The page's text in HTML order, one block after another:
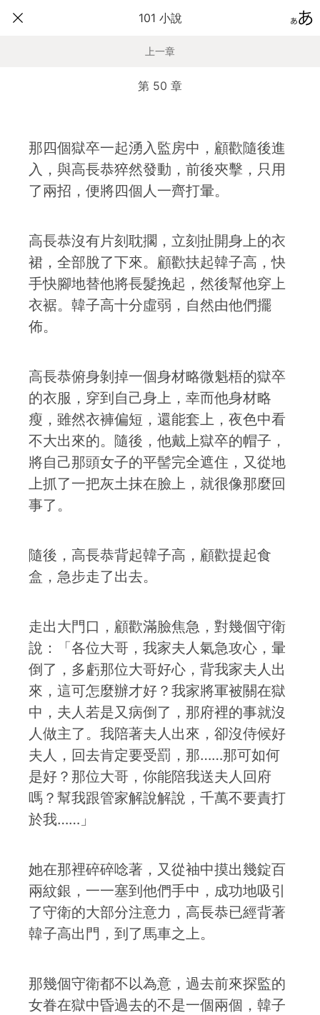
101 小說
上一章
第 50 章
那四個獄卒一起湧入監房中，顧歡隨後進
入，與高長恭猝然發動，前後夾擊，只用
了兩招，便將四個人一齊打暈。
高長恭沒有片刻耽擱，立刻扯開身上的衣
裙，全部脫了下來。顧歡扶起韓子高，快
手快腳地替他將長髮挽起，然後幫他穿上
衣裾。韓子高十分虛弱，自然由他們擺
佈。
高長恭俯身剝掉一個身材略微魁梧的獄卒
的衣服，穿到自己身上，幸而他身材略
瘦，雖然衣褲偏短，還能套上，夜色中看
不大出來的。隨後，他戴上獄卒的帽子，
將自己那頭女子的平髻完全遮住，又從地
上抓了一把灰土抹在臉上，就很像那麼回
事了。
隨後，高長恭背起韓子高，顧歡提起食
盒，急步走了出去。
走出大門口，顧歡滿臉焦急，對幾個守衛
說：「各位大哥，我家夫人氣急攻心，暈
倒了，多虧那位大哥好心，背我家夫人出
來，這可怎麼辦才好？我家將軍被關在獄
中，夫人若是又病倒了，那府裡的事就沒
人做主了。我陪著夫人出來，卻沒侍候好
夫人，回去肯定要受罰，那……那可如何
是好？那位大哥，你能陪我送夫人回府
嗎？幫我跟管家解說解說，千萬不要責打
於我……」
她在那裡碎碎唸著，又從袖中摸出幾錠百
兩紋銀，一一塞到他們手中，成功地吸引
了守衛的大部分注意力，高長恭已經背著
韓子高出門，到了馬車之上。
那幾個守衛都不以為意，過去前來探監的
女眷在獄中昏過去的不是一個兩個，韓子